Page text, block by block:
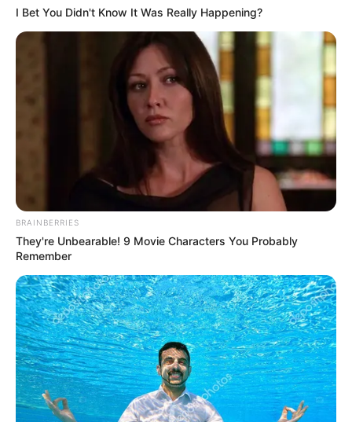
I Bet You Didn't Know It Was Really Happening?
BRAINBERRIES
They're Unbearable! 9 Movie Characters You Probably
Remember